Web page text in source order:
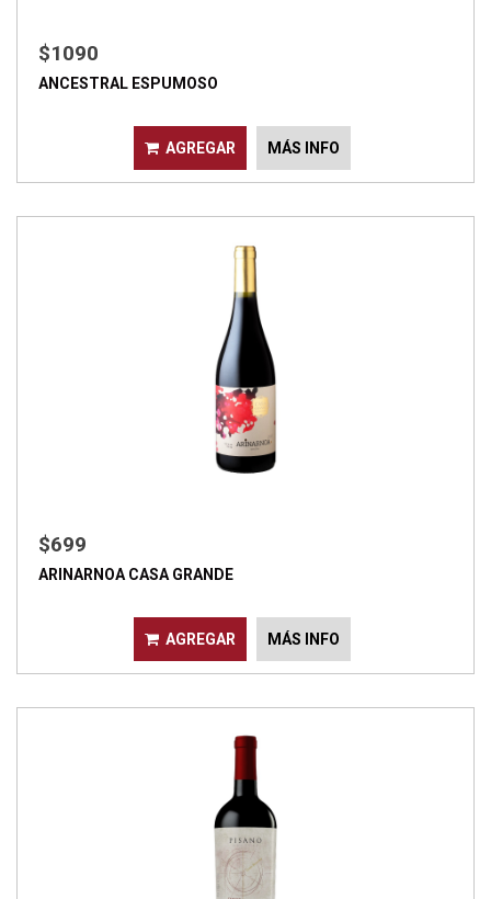
$1090
ANCESTRAL ESPUMOSO
AGREGAR MÁS INFO
$699
ARINARNOA CASA GRANDE
AGREGAR MÁS INFO